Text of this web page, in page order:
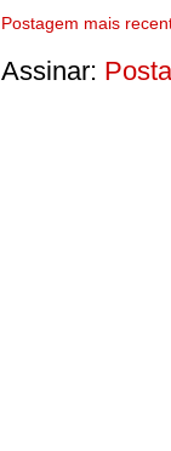
Postagem mais
Assinar: